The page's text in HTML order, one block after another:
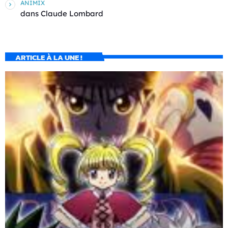
ANIMIX
dans Claude Lombard
ARTICLE À LA UNE !